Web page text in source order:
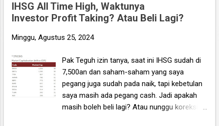
IHSG All Time High, Waktunya
Investor Profit Taking? Atau Beli Lagi?
Minggu, Agustus 25, 2024
Pak Teguh izin tanya, saat ini IHSG sudah di
7,500an dan saham-saham yang saya
pegang juga sudah pada naik, tapi kebetulan
saya masih ada pegang cash. Jadi apakah
masih boleh beli lagi? Atau nunggu koreksi?